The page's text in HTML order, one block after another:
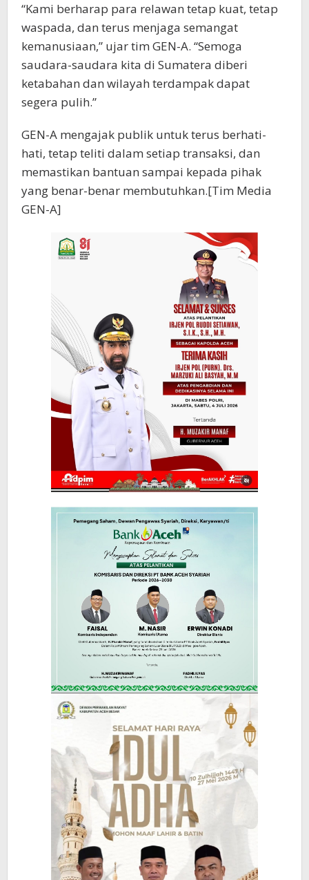
“Kami berharap para relawan tetap kuat, tetap
waspada, dan terus menjaga semangat
kemanusiaan,” ujar tim GEN-A. “Semoga
saudara-saudara kita di Sumatera diberi
ketabahan dan wilayah terdampak dapat
segera pulih.”
GEN-A mengajak publik untuk terus berhati-
hati, tetap teliti dalam setiap transaksi, dan
memastikan bantuan sampai kepada pihak
yang benar-benar membutuhkan.[Tim Media
GEN-A]